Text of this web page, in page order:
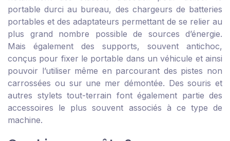
portable durci au bureau, des chargeurs de batteries
portables et des adaptateurs permettant de se relier au
plus grand nombre possible de sources d’énergie.
Mais également des supports, souvent antichoc,
conçus pour fixer le portable dans un véhicule et ainsi
pouvoir l’utiliser même en parcourant des pistes non
carrossées ou sur une mer démontée. Des souris et
autres stylets tout-terrain font également partie des
accessoires le plus souvent associés à ce type de
machine.